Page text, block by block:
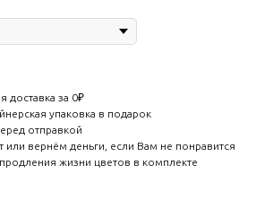
доставка за 0₽
упаковка в подарок
отправкой
или вернём деньги, если Вам не понравится
жизни цветов в комплекте